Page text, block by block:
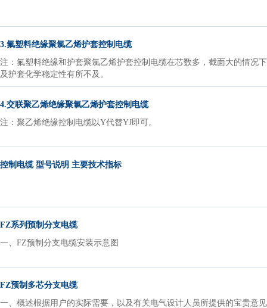
3.氟塑料绝缘聚氯乙烯护套控制电缆
注：氟塑料绝缘和护套聚氯乙烯护套控制电缆在芯数多，截面大的情
及护套化学稳定性有所不及。
4.交联聚乙烯绝缘聚氯乙烯护套控制电缆
注：聚乙烯绝缘控制电缆以Y代替YJ即可。
控制电缆 型号说明 主要技术指标
FZ系列预制分支电缆
一、FZ预制分支电缆安装示意图
FZ预制多芯分支电缆
一、概述根据用户的实际需要，以及有关电气设计人员所提供的宝贵